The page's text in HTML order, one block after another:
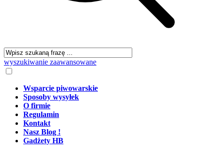
wyszukiwanie zaawansowane
Wsparcie piwowarskie
Sposoby wysyłek
O firmie
Regulamin
Kontakt
Nasz Blog !
Gadżety HB